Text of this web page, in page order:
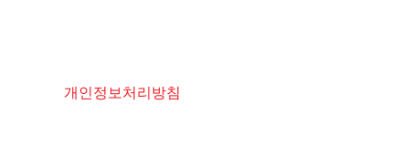
개인정보처리방침